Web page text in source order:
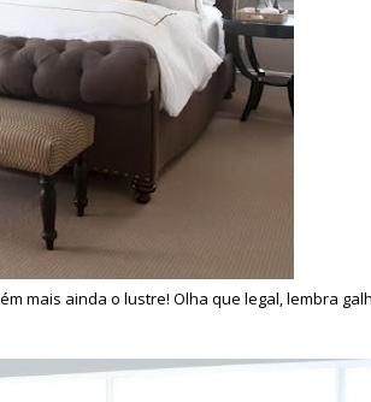
mais ainda o lustre! Olha que legal, lembra